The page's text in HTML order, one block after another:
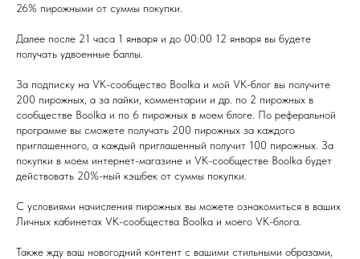
26% пирожными от суммы покупки.
Далее после 21 часа 1 января и до 00:00 12 января вы будете
получать удвоенные баллы.
За подписку на VK-сообщество Boolka и мой VK-блог вы получите
200 пирожных, а за лайки, комментарии и др. по 2 пирожных в
сообществе Boolka и по 6 пирожных в моем блоге. По реферальной
программе вы сможете получать 200 пирожных за каждого
приглашенного, а каждый приглашенный получит 100 пирожных. За
покупки в моем интернет-магазине и VK-сообществе Boolka будет
действовать 20%-ный кэшбек от суммы покупки.
С условиями начисления пирожных вы можете ознакомиться в ваших
Личных кабинетах VK-сообщества Boolka и моего VK-блога.
Также жду ваш новогодний контент с вашими стильными образами,